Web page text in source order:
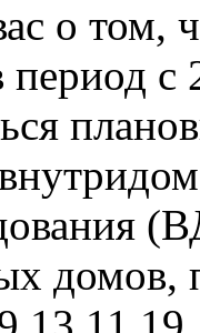
о том,
с